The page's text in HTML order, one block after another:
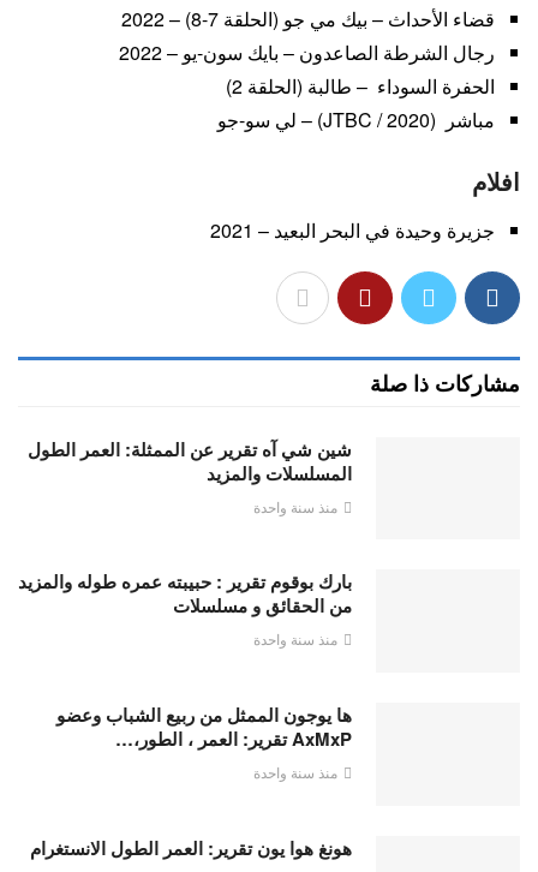
قضاء الأحداث – بيك مي جو (الحلقة 7-8) – 2022
رجال الشرطة الصاعدون – بايك سون-يو – 2022
الحفرة السوداء – طالبة (الحلقة 2)
مباشر (JTBC / 2020) – لي سو-جو
افلام
جزيرة وحيدة في البحر البعيد – 2021
مشاركات ذا صلة
شين شي آه تقرير عن الممثلة: العمر الطول
المسلسلات والمزيد
منذ سنة واحدة
بارك بوقوم تقرير : حبيبته عمره طوله والمزيد
من الحقائق و مسلسلات
منذ سنة واحدة
ها يوجون الممثل من ربيع الشباب وعضو
AxMxP تقرير: العمر ، الطور،…
منذ سنة واحدة
هونغ هوا يون تقرير: العمر الطول الانستغرام